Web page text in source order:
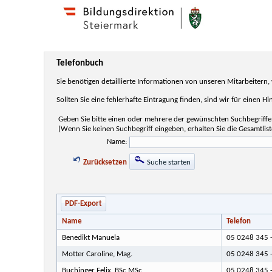
Telefonbuch
Sie benötigen detaillierte Informationen von unseren Mitarbeitern,
Sollten Sie eine fehlerhafte Eintragung finden, sind wir für einen
Geben Sie bitte einen oder mehrere der gewünschten
(Wenn Sie keinen Suchbegriff eingeben, erhalten Sie die
Name:
Zurücksetzen Suche starten
PDF-Export
Name Telefon
Benedikt Manuela 05 0248 345
Motter Caroline, Mag. 05 0248 345
Buchinger Felix, BSc MSc 05 0248 345